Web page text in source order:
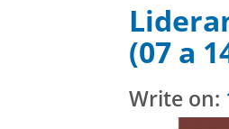
(07 a
Write on: